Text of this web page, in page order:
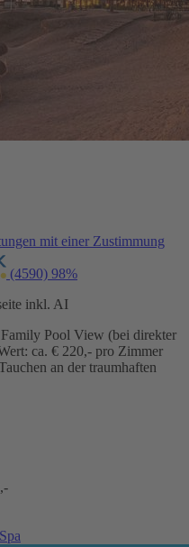
mit einer Zustimmung
(4590) 98%
inkl. AI
Pool View (bei direkter
ca. € 220,- pro Zimmer
an der traumhaften